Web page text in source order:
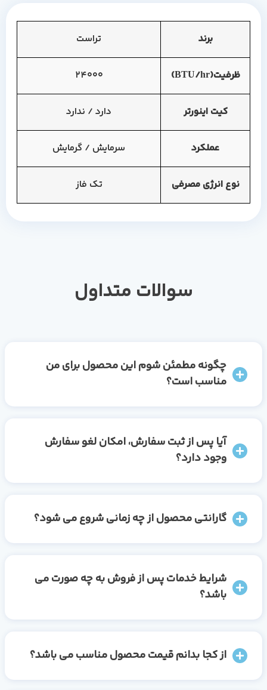
تراست
ظرفیت(BTU/hr) 24000
کیت اینورتر دارد / ندارد
عملکرد سرمایش / گرمایش
نوع انرژی مصرفی تک فاز
سوالات متداول
چگونه مطمئن شوم این محصول برای من
مناسب است؟
آیا پس از ثبت سفارش، امکان لغو سفارش
وجود دارد؟
گارانتی محصول از چه زمانی شروع می شود؟
شرایط خدمات پس از فروش به چه صورت می
باشد؟
از کجا بدانم قیمت محصول مناسب می باشد؟